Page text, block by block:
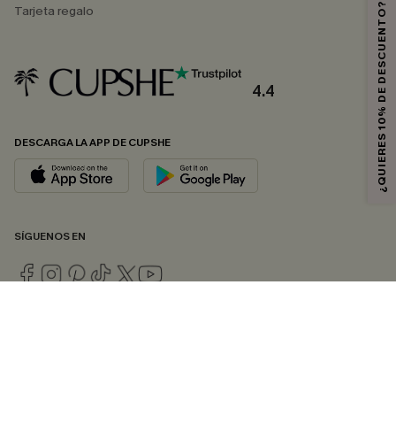
Tarjeta regalo
4.4
DESCARGA LA APP DE CUPSHE
SÍGUENOS EN
¿QUIERES 10% DE DESCUENTO?